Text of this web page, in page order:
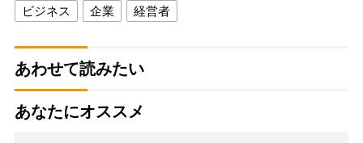
ビジネス 企業 経営者
あわせて読みたい
あなたにオススメ